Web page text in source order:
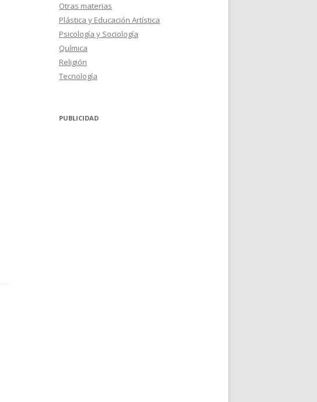
Otras materias
Plástica y Educación Artística
Psicología y Sociología
Química
Religión
Tecnología
PUBLICIDAD